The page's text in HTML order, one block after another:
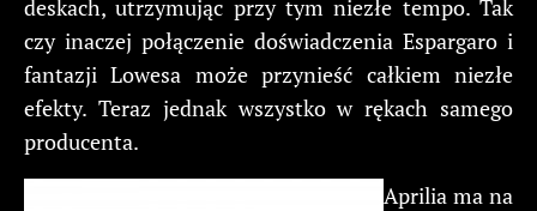
deskach, utrzymując przy tym niezłe tempo. Tak
czy inaczej połączenie doświadczenia Espargaro i
fantazji Lowesa może przynieść całkiem niezłe
efekty. Teraz jednak wszystko w rękach samego
producenta.
Aprilia ma na